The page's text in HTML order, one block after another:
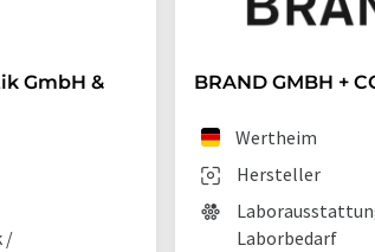
GmbH &
/
BRAND GMBH +
Hersteller
Wertheim
Laborbedarf